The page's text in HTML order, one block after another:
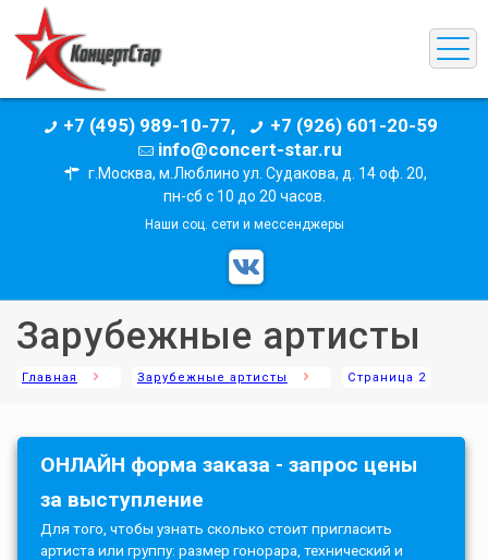
+7 (495) 989-10-77,
+7 (926) 601-20-59
info@concert-star.ru
г.Москва, м.Люблино ул. Судакова, д. 14 оф. 20,
пн-сб с 10 до 20 часов.
Наши соц. сети и мессенджеры
Зарубежные артисты
Главная Зарубежные артисты Страница 2
ОНЛАЙН форма заказа - запрос цены
за выступление
Для того, чтобы узнать сколько стоит пригласить
артиста или группу: размер гонорара, технический и